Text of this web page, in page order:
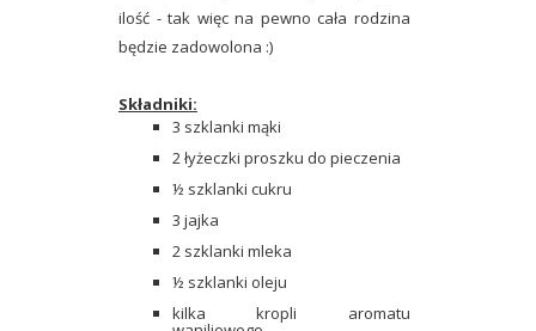
ilość - tak więc na pewno cała rodzina
będzie zadowolona :)
Składniki:
3 szklanki mąki
2 łyżeczki proszku do pieczenia
½ szklanki cukru
3 jajka
2 szklanki mleka
½ szklanki oleju
kilka kropli aromatu